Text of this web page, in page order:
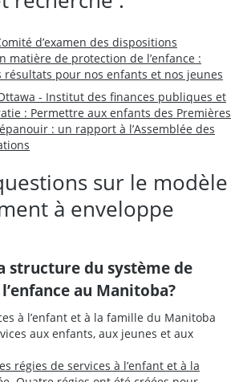
d’examen des dispositions
matière de protection de l’enfance :
résultats pour nos enfants et nos jeunes
- Institut des finances publiques et
: Permettre aux enfants des Premières
: un rapport à l’Assemblée des
sur le modèle
à enveloppe
structure du système de
au Manitoba?
à l’enfant et à la famille du Manitoba
aux enfants, aux jeunes et aux
régies de services à l’enfant et à la